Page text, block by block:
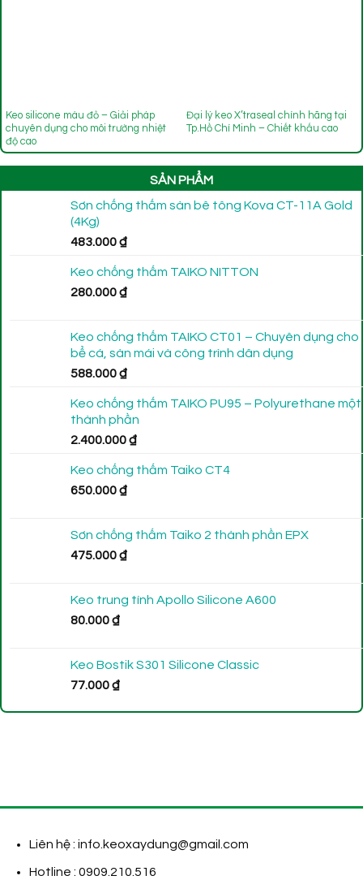
Keo silicone màu đỏ – Giải pháp
chuyên dụng cho môi trường nhiệt
độ cao
Đại lý keo X’traseal chính hãng tại
Tp.Hồ Chí Minh – Chiết khấu cao
SẢN PHẨM
Sơn chống thấm sàn bê tông Kova CT-11A Gold
(4Kg)
483.000₫
Keo chống thấm TAIKO NITTON
280.000₫
Keo chống thấm TAIKO CT01 – Chuyên dụng cho
bể cá, sàn mái và công trình dân dụng
588.000₫
Keo chống thấm TAIKO PU95 – Polyurethane một
thành phần
2.400.000₫
Keo chống thấm Taiko CT4
650.000₫
Sơn chống thấm Taiko 2 thành phần EPX
475.000₫
Keo trung tính Apollo Silicone A600
80.000₫
Keo Bostik S301 Silicone Classic
77.000₫
Liên hệ : info.keoxaydung@gmail.com
Hotline : 0909.210.516